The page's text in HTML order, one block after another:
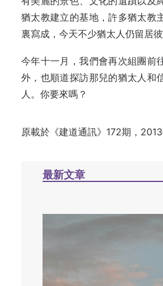
猶太教建立的基地，許多猶太教
裏寫成，今天不少猶太人仍留居彼
今年十一月，我們會再次組團前
外，也順道探訪那兒的猶太人和
人。你要來嗎？
原載於 《建道通訊》172期，
最新文章